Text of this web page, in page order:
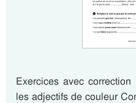
Exercices avec
les adjectifs de couleur